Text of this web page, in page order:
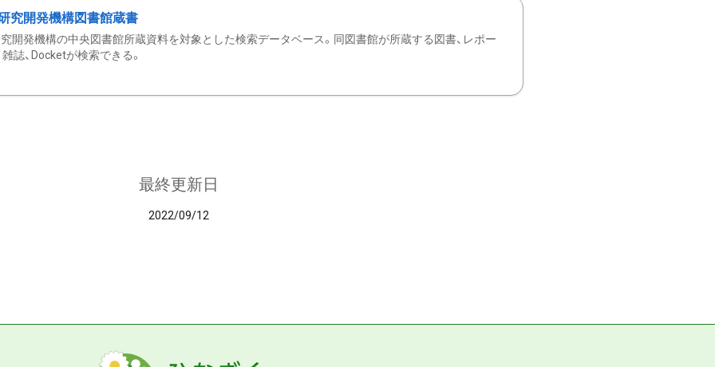
究開発機構図書館蔵書
開発機構の中央図書館所蔵資料を対象とした検索データベース。同図書館が所蔵する図書、レポー
雑誌、Docketが検索できる。
最終更新日
2022/09/12